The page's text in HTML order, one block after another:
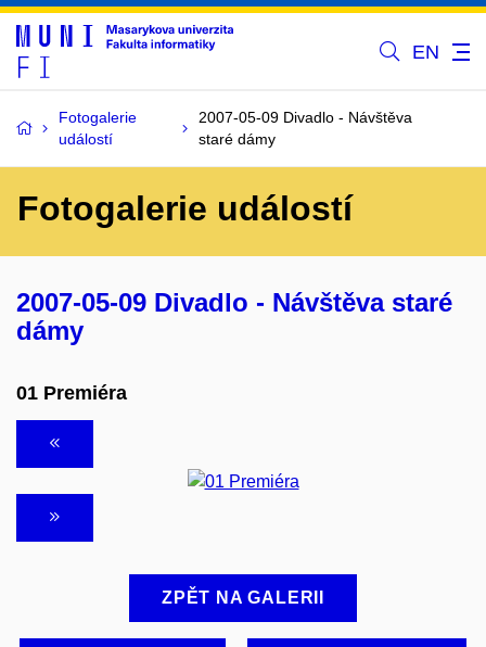
EN
Fotogalerie
událostí
2007-05-09 Divadlo - Návštěva
staré dámy
Fotogalerie událostí
2007-05-09 Divadlo - Návštěva staré
dámy
01 Premiéra
ZPĚT NA GALERII